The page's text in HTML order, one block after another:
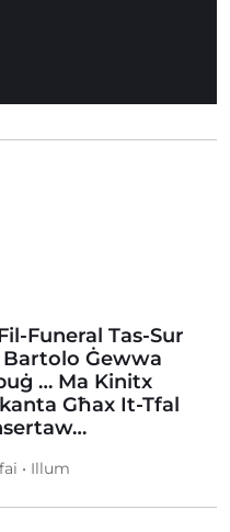
Funeral Tas-Sur
Ġewwa
… Ma Kinitx
Għax It-Tfal
• Illum